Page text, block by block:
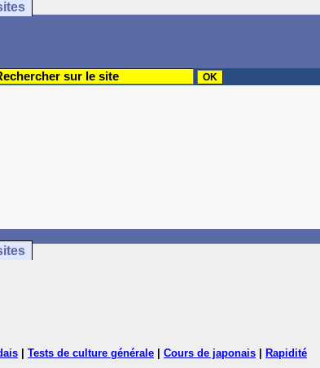
Tests de culture générale Cours de japonais
Rapidité